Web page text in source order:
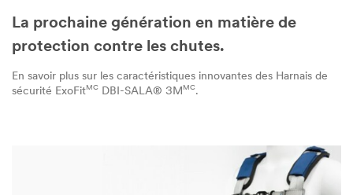
La prochaine génération en matière de
protection contre les chutes.
En savoir plus sur les caractéristiques innovantes des Harnais de
sécurité ExoFitMC DBI-SALA® 3M MC.